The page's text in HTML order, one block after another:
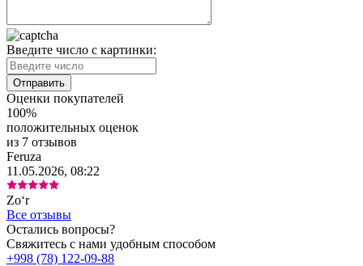
Введите число с картинки:
Оценки покупателей
100%
положительных оценок
из 7 отзывов
Feruza
11.05.2026, 08:22
Zoʻr
Все отзывы
Остались вопросы?
Свяжитесь с нами удобным способом
+998 (78) 122-09-88